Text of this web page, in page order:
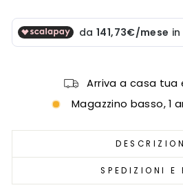
Arriva a casa tua
Magazzino basso, 1
SPEDIZIONI E